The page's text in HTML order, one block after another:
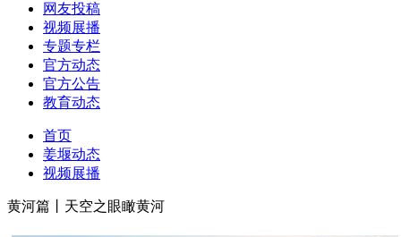
网友投稿
视频展播
专题专栏
官方动态
官方公告
教育动态
首页
姜堰动态
视频展播
黄河篇丨天空之眼瞰黄河